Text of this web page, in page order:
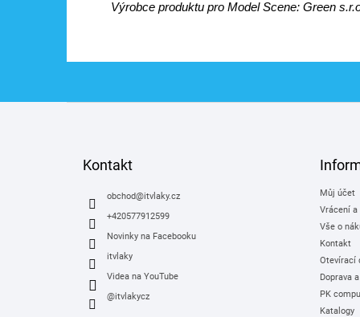
Výrobce produktu pro Model Scene: Green
Kontakt
obchod@itvlaky.cz
+420577912599
Novinky na Facebooku
itvlaky
Videa na YouTube
@itvlakycz
Můj účet
Vrácení
Vše o
Kontakt
Otevírací
Doprava
PK
Katalogy